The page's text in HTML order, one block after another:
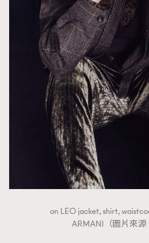
on LEO jacket, shirt,
ARMANI（圖片來源